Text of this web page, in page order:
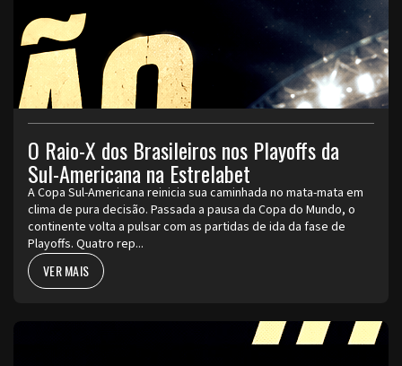
O Raio-X dos Brasileiros nos Playoffs da
Sul-Americana na Estrelabet
A Copa Sul-Americana reinicia sua caminhada no mata-mata em
clima de pura decisão. Passada a pausa da Copa do Mundo, o
continente volta a pulsar com as partidas de ida da fase de
Playoffs. Quatro rep...
VER MAIS